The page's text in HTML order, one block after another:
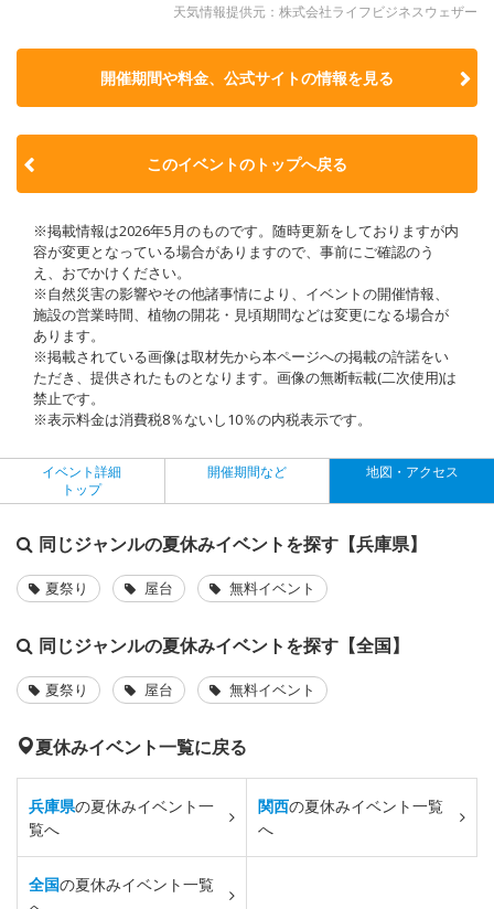
天気情報提供元：株式会社ライフビジネスウェザー
開催期間や料金、公式サイトの情報を見る
このイベントのトップへ戻る
※掲載情報は2026年5月のものです。随時更新をしておりますが内
容が変更となっている場合がありますので、事前にご確認のう
え、おでかけください。
※自然災害の影響やその他諸事情により、イベントの開催情報、
施設の営業時間、植物の開花・見頃期間などは変更になる場合が
あります。
※掲載されている画像は取材先から本ページへの掲載の許諾をい
ただき、提供されたものとなります。画像の無断転載(二次使用)は
禁止です。
※表示料金は消費税8％ないし10％の内税表示です。
イベント詳細
トップ
開催期間など 地図・アクセス
同じジャンルの夏休みイベントを探す【兵庫県】
夏祭り 屋台 無料イベント
同じジャンルの夏休みイベントを探す【全国】
夏祭り 屋台 無料イベント
夏休みイベント一覧に戻る
兵庫県の夏休みイベント一
覧へ
関西の夏休みイベント一覧
へ
全国の夏休みイベント一覧